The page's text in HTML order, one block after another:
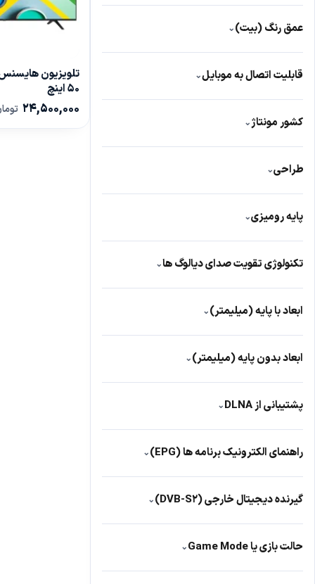
دارد 45
عمق رنگ (بیت)⌄
10
189
قابلیت اتصال به موبایل⌄
دارد 555
کشور مونتاژ⌄
چین 214
طراحی⌄
تخت 314
2 شاخه
پایه رومیزی⌄
دارد 301
تکنولوژی تقویت صدای دیالوگ ها⌄
دارد 372
ابعاد با پایه (میلیمتر)⌄
1231.9×772.1×226
2
1117x274x646
1040x369x1677
726×186×479
1
ابعاد بدون پایه (میلیمتر)⌄
726×85×430
1
پشتیبانی از DLNA ⌄
دارد 421
راهنمای الکترونیک برنامه ها (EPG) ⌄
دارد 427
گیرنده دیجیتال خارجی (DVB-S2) ⌄
دارد 320
حالت بازی یا Game Mode ⌄
دارد 45
50 اینچ
24,500,000